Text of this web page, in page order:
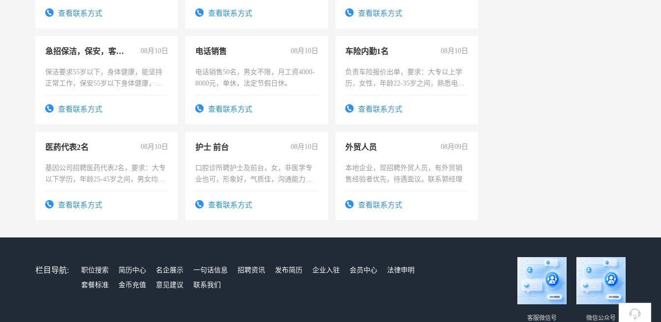
4500。查看联系方式
太太等。查看联系方式 查看联系方式
急招保洁，保安，客服，工程 08月10日
保洁要求55岁以下，身体健康，能坚持
正常工作，保安55岁以下身体健康，有
录，客服要求45岁以下高中以上文化，
查看联系方式
电话销售 08月10日
电话销售50名，男女不限，月工资4000-
8000元，单休，法定节假日休。
查看联系方式
车险内勤1名 08月10日
负责车险报价出单，要求：大专以上学
历，女性，年龄22-35岁之间，熟悉电脑
试用期1-3个月，转正后交纳五险，
查看联系方式
医药代表2名 08月10日
基因公司招聘医药代表2名，要求：大专
以下学历，年龄25-45岁之间，男女均
表或者有医学资质的优先，底薪+绩效，
查看联系方式
护士 前台 08月10日
口腔诊所聘护士及前台，女，非医学专
业也可，形象好，气质佳，沟通能力
查看联系方式
外贸人员 08月09日
本地企业，现招聘外贸人员，有外贸销
售经验者优先，待遇面议。联系郭经理
查看联系方式
栏目导航: 职位搜索 简历中心 名企展示 一句话信息 招聘资讯 发布简历 企业入驻 会员中心
法律申明
套餐标准
金币充值 意见建议 联系我们
微信公众号
客服微信号